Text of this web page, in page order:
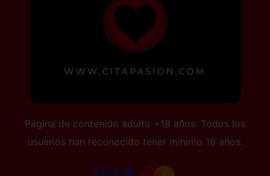
Página de contenido adulto +18 años. Todos los
usuarios han reconocido tener mínimo 18 años.